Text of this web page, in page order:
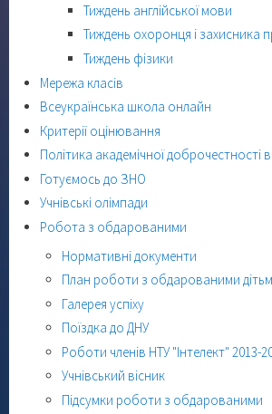
Тиждень англійської мови
Тиждень охоронця і захисника
Тиждень фізики
Мережа класів
Всеукраїнська школа онлайн
Критерії оцінювання
Політика академічної доброчестності в
Готуємось до ЗНО
Учнівські олімпади
Робота з обдарованими
Нормативні документи
План роботи з обдарованими
Галерея успіху
Поїздка до ДНУ
Роботи членів НТУ "Інтелект" 2013-
Учнівський вісник
Підсумки роботи з обдарованими